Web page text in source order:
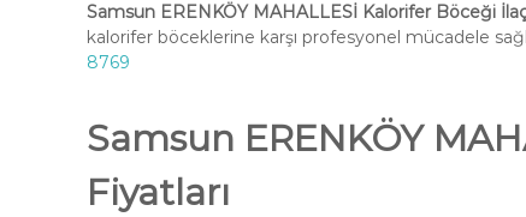
Samsun ERENKÖY MAHALLESİ Kalorifer Böceği
kalorifer böceklerine karşı profesyonel mücadele
8769
Samsun ERENKÖY
Fiyatları